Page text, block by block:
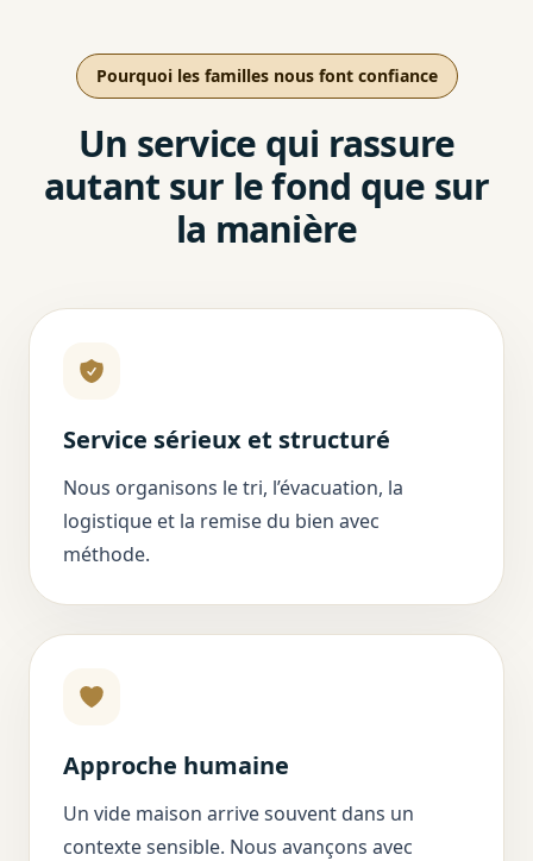
Pourquoi les familles nous font confiance
Un service qui rassure
autant sur le fond que sur
la manière
Service sérieux et structuré
Nous organisons le tri, l’évacuation, la
logistique et la remise du bien avec
méthode.
Approche humaine
Un vide maison arrive souvent dans un
contexte sensible. Nous avançons avec